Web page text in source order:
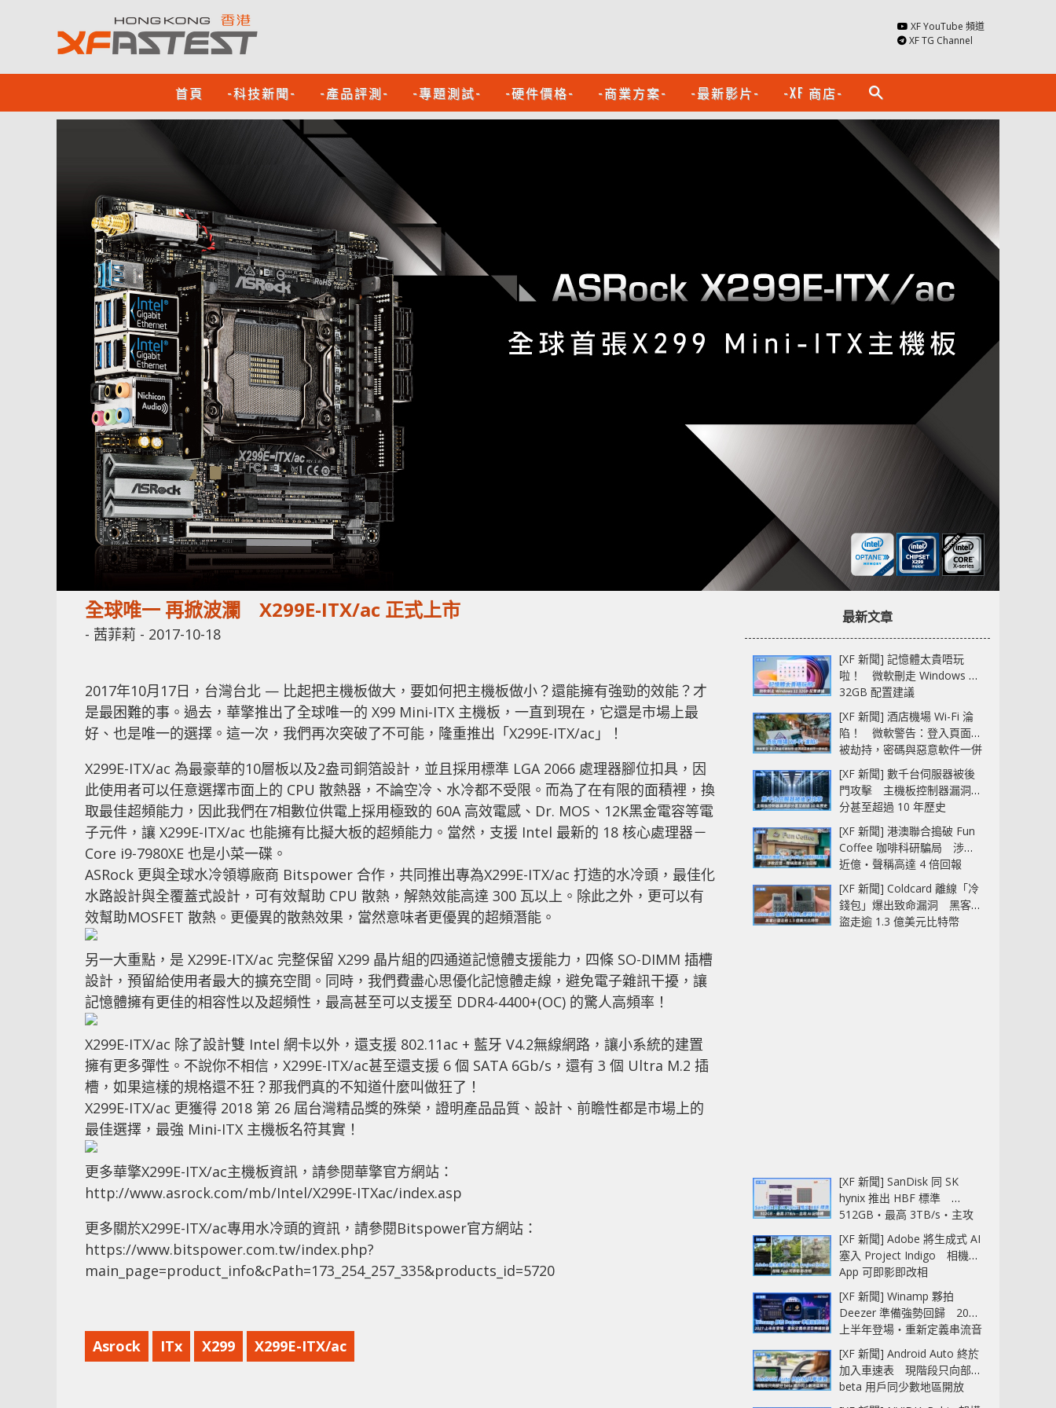
XF YouTube 頻道
XF TG Channel
首頁 -科技新聞- -產品評測- -專題測試- -硬件價格- -商業方案- -最新影片- -XF 商店- search
全球唯一 再掀波瀾 X299E-ITX/ac 正式上市
- 茜菲莉 - 2017-10-18
2017年10月17日，台灣台北 — 比起把主機板做大，要如何把主機板做小？還能擁有強勁的效能？才
是最困難的事。過去，華擎推出了全球唯一的 X99 Mini-ITX 主機板，一直到現在，它還是市場上最
好、也是唯一的選擇。這一次，我們再次突破了不可能，隆重推出「X299E-ITX/ac」！
X299E-ITX/ac 為最豪華的10層板以及2盎司銅箔設計，並且採用標準 LGA 2066 處理器腳位扣具，因
此使用者可以任意選擇市面上的 CPU 散熱器，不論空冷、水冷都不受限。而為了在有限的面積裡，換
取最佳超頻能力，因此我們在7相數位供電上採用極致的 60A 高效電感、Dr. MOS、12K黑金電容等電
子元件，讓 X299E-ITX/ac 也能擁有比擬大板的超頻能力。當然，支援 Intel 最新的 18 核心處理器－
Core i9-7980XE 也是小菜一碟。
ASRock 更與全球水冷領導廠商 Bitspower 合作，共同推出專為X299E-ITX/ac 打造的水冷頭，最佳化
水路設計與全覆蓋式設計，可有效幫助 CPU 散熱，解熱效能高達 300 瓦以上。除此之外，更可以有
效幫助MOSFET 散熱。更優異的散熱效果，當然意味者更優異的超頻潛能。
另一大重點，是 X299E-ITX/ac 完整保留 X299 晶片組的四通道記憶體支援能力，四條 SO-DIMM 插槽
設計，預留給使用者最大的擴充空間。同時，我們費盡心思優化記憶體走線，避免電子雜訊干擾，讓
記憶體擁有更佳的相容性以及超頻性，最高甚至可以支援至 DDR4-4400+(OC) 的驚人高頻率！
X299E-ITX/ac 除了設計雙 Intel 網卡以外，還支援 802.11ac + 藍牙 V4.2無線網路，讓小系統的建置
擁有更多彈性。不說你不相信，X299E-ITX/ac甚至還支援 6 個 SATA 6Gb/s，還有 3 個 Ultra M.2 插
槽，如果這樣的規格還不狂？那我們真的不知道什麼叫做狂了！
X299E-ITX/ac 更獲得 2018 第 26 屆台灣精品獎的殊榮，證明產品品質、設計、前瞻性都是市場上的
最佳選擇，最強 Mini-ITX 主機板名符其實！
更多華擎X299E-ITX/ac主機板資訊，請參閱華擎官方網站：
http://www.asrock.com/mb/Intel/X299E-ITXac/index.asp
更多關於X299E-ITX/ac專用水冷頭的資訊，請參閱Bitspower官方網站：
https://www.bitspower.com.tw/index.php?
main_page=product_info&cPath=173_254_257_335&products_id=5720
Asrock ITx X299 X299E-ITX/ac
最新文章
[XF 新聞] 記憶體太貴唔玩
啦！ 微軟刪走 Windows 11
32GB 配置建議
[XF 新聞] 酒店機場 Wi-Fi 淪
陷！ 微軟警告：登入頁面可
被劫持，密碼與惡意軟件一併
中招
[XF 新聞] 數千台伺服器被後
門攻擊 主機板控制器漏洞部
分甚至超過 10 年歷史
[XF 新聞] 港澳聯合搗破 Fun
Coffee 咖啡科研騙局 涉款
近億‧聲稱高達 4 倍回報
[XF 新聞] Coldcard 離線「冷
錢包」爆出致命漏洞 黑客已
盜走逾 1.3 億美元比特幣
[XF 新聞] SanDisk 同 SK
hynix 推出 HBF 標準
512GB‧最高 3TB/s‧主攻
AI 記憶體
[XF 新聞] Adobe 將生成式 AI
塞入 Project Indigo 相機
App 可即影即改相
[XF 新聞] Winamp 夥拍
Deezer 準備強勢回歸 2027
上半年登場‧重新定義串流音
樂播放器
[XF 新聞] Android Auto 終於
加入車速表 現階段只向部分
beta 用戶同少數地區開放